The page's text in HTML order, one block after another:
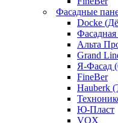
Фасадные
Docke
Альта
Grand
Я-Фасад
FineBer
Hauberk
Ю-Пласт
VOX